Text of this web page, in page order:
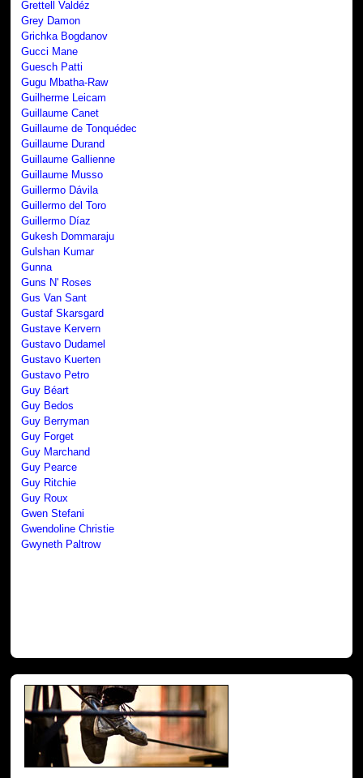
Grettell Valdéz
Grey Damon
Grichka Bogdanov
Gucci Mane
Guesch Patti
Gugu Mbatha-Raw
Guilherme Leicam
Guillaume Canet
Guillaume de Tonquédec
Guillaume Durand
Guillaume Gallienne
Guillaume Musso
Guillermo Dávila
Guillermo del Toro
Guillermo Díaz
Gukesh Dommaraju
Gulshan Kumar
Gunna
Guns N' Roses
Gus Van Sant
Gustaf Skarsgard
Gustave Kervern
Gustavo Dudamel
Gustavo Kuerten
Gustavo Petro
Guy Béart
Guy Bedos
Guy Berryman
Guy Forget
Guy Marchand
Guy Pearce
Guy Ritchie
Guy Roux
Gwen Stefani
Gwendoline Christie
Gwyneth Paltrow